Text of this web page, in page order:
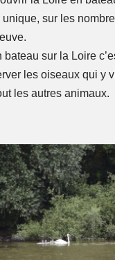
sur les
bateau sur la Loire
les oiseaux qui y
les autres animaux.